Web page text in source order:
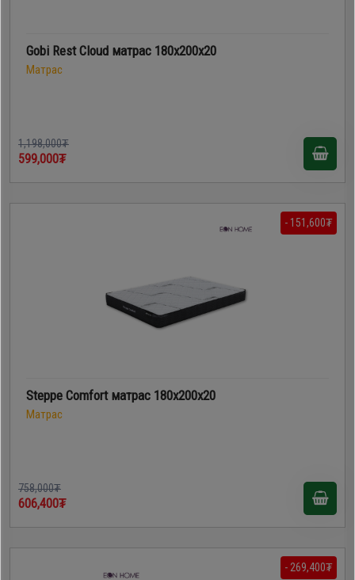
Gobi Rest Cloud матрас 180x200x20
Матрас
1,198,000₮
599,000₮
- 151,600₮
Steppe Comfort матрас 180x200x20
Матрас
758,000₮
606,400₮
- 269,400₮